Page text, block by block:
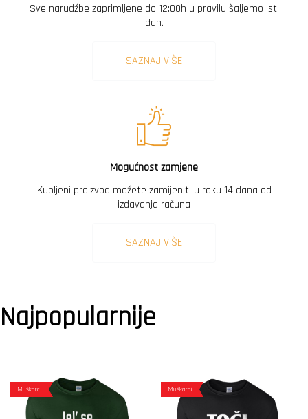
Sve narudžbe zaprimljene do 12:00h u pravilu šaljemo isti
dan.
SAZNAJ VIŠE
Mogućnost zamjene
Kupljeni proizvod možete zamijeniti u roku 14 dana od
izdavanja računa
SAZNAJ VIŠE
Najpopularnije
Muškarci Muškarci